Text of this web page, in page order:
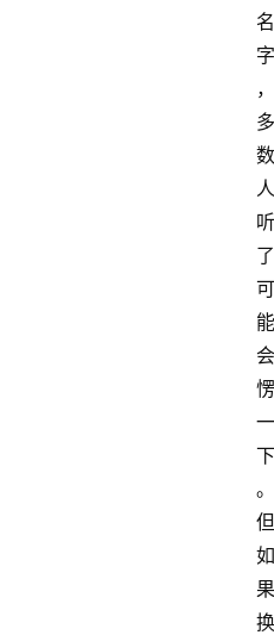
名
字
，
多
数
人
听
了
可
能
会
愣
一
下
。
但
如
果
换